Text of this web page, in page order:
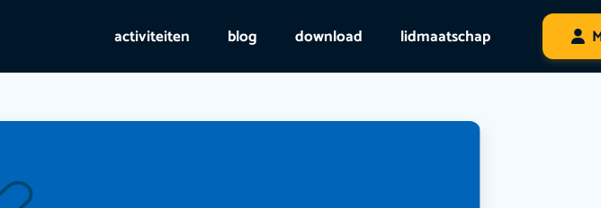
activiteiten blog download lidmaatschap